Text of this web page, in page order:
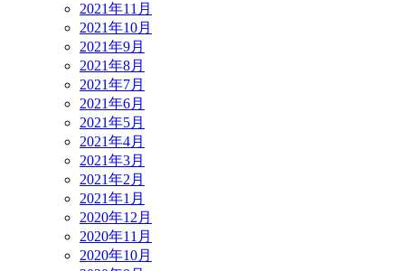
2021年11月
2021年10月
2021年9月
2021年8月
2021年7月
2021年6月
2021年5月
2021年4月
2021年3月
2021年2月
2021年1月
2020年12月
2020年11月
2020年10月